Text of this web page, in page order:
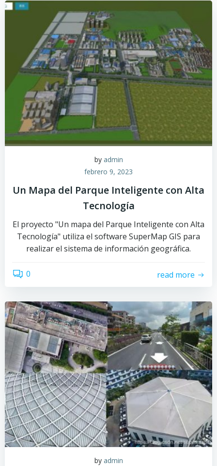
by admin
febrero 9, 2023
Un Mapa del Parque Inteligente con Alta
Tecnología
El proyecto "Un mapa del Parque Inteligente con Alta
Tecnología" utiliza el software SuperMap GIS para
realizar el sistema de información geográfica.
0 read more
by admin